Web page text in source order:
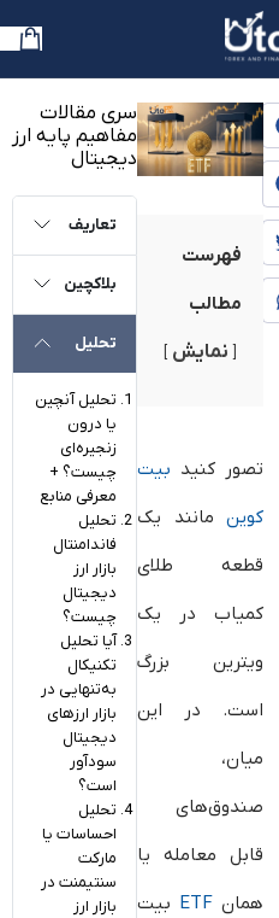
فهرست
مطالب
نمایش
تصور کنید بیت‌
کوین مانند یک
قطعه طلای
کمیاب در یک
ویترین بزرگ
است. در این
میان،
صندوق‌های
قابل معامله یا
همان ETF بیت‌
سری مقالات
مفاهیم پایه ارز
دیجیتال
تعاریف
بلاکچین
تحلیل
تحلیل آنچین
یا درون
زنجیره‌ای
چیست؟ +
معرفی منابع
تحلیل
فاندامنتال
بازار ارز
دیجیتال
چیست؟
آیا تحلیل
تکنیکال
به‌تنهایی در
بازار ارزهای
دیجیتال
سودآور
است؟
تحلیل
احساسات یا
مارکت
سنتیمنت در
بازار ارز